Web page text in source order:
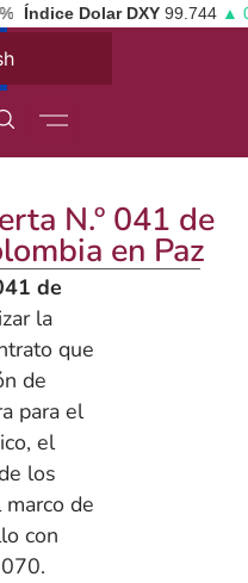
Índice Dolar DXY 99.744 ▲
N.º 041 de
en Paz
de
la
que
de
para el
el
los
de
con